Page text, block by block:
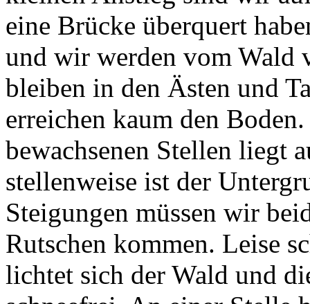
eine Brücke überquert
und wir werden vom Wald
bleiben in den Ästen und
erreichen kaum den
bewachsenen Stellen liegt
stellenweise ist der
Steigungen müssen wir
Rutschen kommen. Leise
lichtet sich der Wald und